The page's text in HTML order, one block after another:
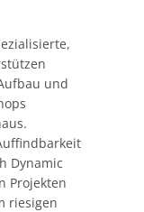
und
Dynamic
Projekten
riesigen